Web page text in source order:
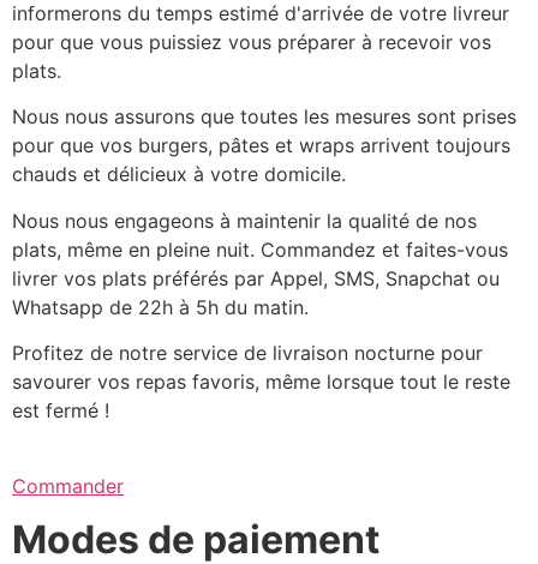
informerons du temps estimé d'arrivée de votre livreur
pour que vous puissiez vous préparer à recevoir vos
plats.
Nous nous assurons que toutes les mesures sont prises
pour que vos burgers, pâtes et wraps arrivent toujours
chauds et délicieux à votre domicile.
Nous nous engageons à maintenir la qualité de nos
plats, même en pleine nuit. Commandez et faites-vous
livrer vos plats préférés par Appel, SMS, Snapchat ou
Whatsapp de 22h à 5h du matin.
Profitez de notre service de livraison nocturne pour
savourer vos repas favoris, même lorsque tout le reste
est fermé !
Commander
Modes de paiement